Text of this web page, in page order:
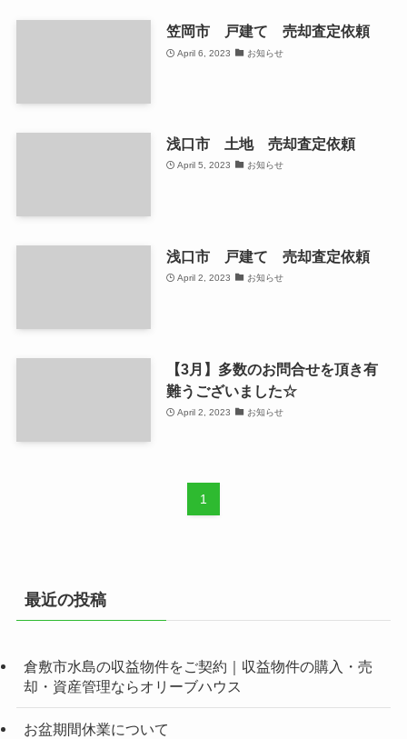
笠岡市 戸建て 売却査定依頼
April 6, 2023 お知らせ
浅口市 土地 売却査定依頼
April 5, 2023 お知らせ
浅口市 戸建て 売却査定依頼
April 2, 2023 お知らせ
【3月】多数のお問合せを頂き有
難うございました☆
April 2, 2023 お知らせ
1
最近の投稿
倉敷市水島の収益物件をご契約｜収益物件の購入・売
却・資産管理ならオリーブハウス
お盆期間休業について